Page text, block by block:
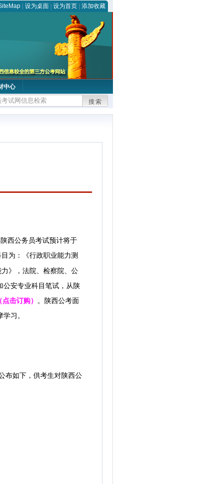
设为桌面 设为首页 添加收藏
中心
搜索
西公务员考试预计将于
为：《行政职业能力测
》， 法院、检察院、公
安专业科目笔试， 从陕
（点击订购） 。
陕西公考面
习。
布如下，供考生对陕西公